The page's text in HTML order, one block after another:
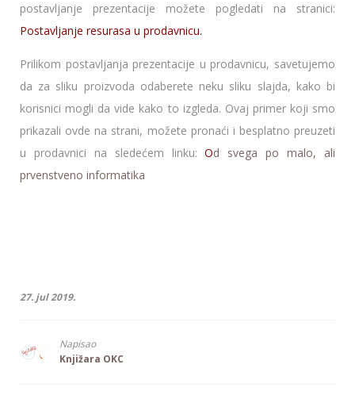
postavljanje prezentacije možete pogledati na stranici:
Postavljanje resurasa u prodavnicu.
Prilikom postavljanja prezentacije u prodavnicu, savetujemo
da za sliku proizvoda odaberete neku sliku slajda, kako bi
korisnici mogli da vide kako to izgleda. Ovaj primer koji smo
prikazali ovde na strani, možete pronaći i besplatno preuzeti
u prodavnici na sledećem linku:Od svega po malo, ali
prvenstveno informatika
27. jul 2019.
Napisao
Knjižara OKC